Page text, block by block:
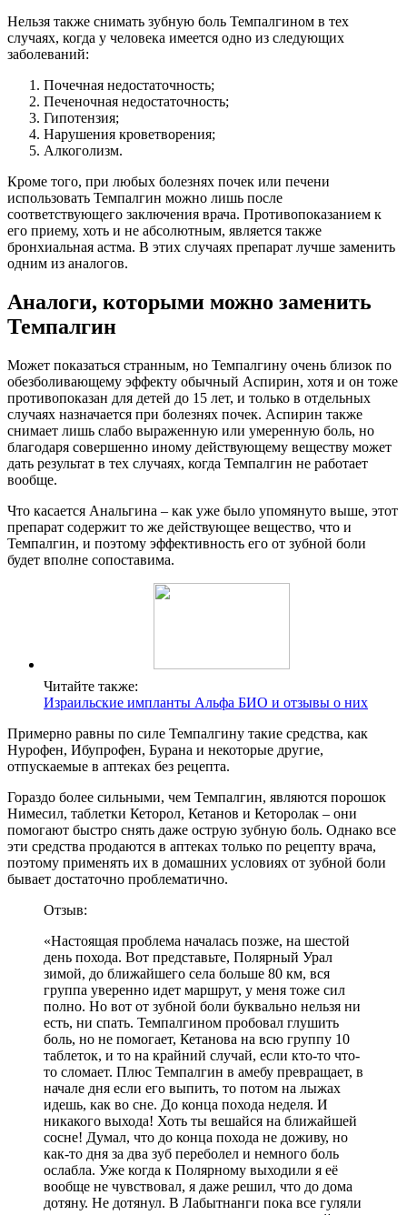
Нельзя также снимать зубную боль Темпалгином в тех
случаях, когда у человека имеется одно из следующих
заболеваний:
Почечная недостаточность;
Печеночная недостаточность;
Гипотензия;
Нарушения кроветворения;
Алкоголизм.
Кроме того, при любых болезнях почек или печени
использовать Темпалгин можно лишь после
соответствующего заключения врача. Противопоказанием к
его приему, хоть и не абсолютным, является также
бронхиальная астма. В этих случаях препарат лучше заменить
одним из аналогов.
Аналоги, которыми можно заменить
Темпалгин
Может показаться странным, но Темпалгину очень близок по
обезболивающему эффекту обычный Аспирин, хотя и он тоже
противопоказан для детей до 15 лет, и только в отдельных
случаях назначается при болезнях почек. Аспирин также
снимает лишь слабо выраженную или умеренную боль, но
благодаря совершенно иному действующему веществу может
дать результат в тех случаях, когда Темпалгин не работает
вообще.
Что касается Анальгина – как уже было упомянуто выше, этот
препарат содержит то же действующее вещество, что и
Темпалгин, и поэтому эффективность его от зубной боли
будет вполне сопоставима.
Читайте также:
Израильские импланты Альфа БИО и отзывы о них
Примерно равны по силе Темпалгину такие средства, как
Нурофен, Ибупрофен, Бурана и некоторые другие,
отпускаемые в аптеках без рецепта.
Гораздо более сильными, чем Темпалгин, являются порошок
Нимесил, таблетки Кеторол, Кетанов и Кеторолак – они
помогают быстро снять даже острую зубную боль. Однако все
эти средства продаются в аптеках только по рецепту врача,
поэтому применять их в домашних условиях от зубной боли
бывает достаточно проблематично.
Отзыв:
«Настоящая проблема началась позже, на шестой
день похода. Вот представьте, Полярный Урал
зимой, до ближайшего села больше 80 км, вся
группа уверенно идет маршрут, у меня тоже сил
полно. Но вот от зубной боли буквально нельзя ни
есть, ни спать. Темпалгином пробовал глушить
боль, но не помогает, Кетанова на всю группу 10
таблеток, и то на крайний случай, если кто-то что-
то сломает. Плюс Темпалгин в амебу превращает, в
начале дня если его выпить, то потом на лыжах
идешь, как во сне. До конца похода неделя. И
никакого выхода! Хоть ты вешайся на ближайшей
сосне! Думал, что до конца похода не доживу, но
как-то дня за два зуб переболел и немного боль
ослабла. Уже когда к Полярному выходили я её
вообще не чувствовал, я даже решил, что до дома
дотяну. Не дотянул. В Лабытнанги пока все гуляли